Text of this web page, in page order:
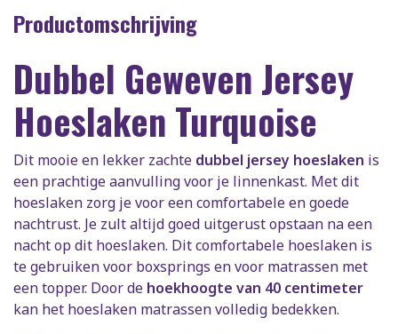
Productomschrijving
Dubbel Geweven Jersey
Hoeslaken Turquoise
Dit mooie en lekker zachte dubbel jersey hoeslaken is
een prachtige aanvulling voor je linnenkast. Met dit
hoeslaken zorg je voor een comfortabele en goede
nachtrust. Je zult altijd goed uitgerust opstaan na een
nacht op dit hoeslaken. Dit comfortabele hoeslaken is
te gebruiken voor boxsprings en voor matrassen met
een topper. Door de hoekhoogte van 40 centimeter
kan het hoeslaken matrassen volledig bedekken.